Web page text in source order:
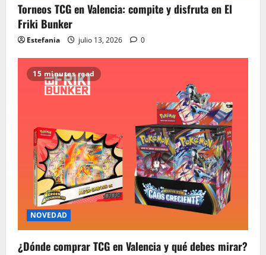
Torneos TCG en Valencia: compite y disfruta en El
Friki Bunker
Estefania julio 13, 2026 0
15 minutes read
NOVEDAD
¿Dónde comprar TCG en Valencia y qué debes mirar?